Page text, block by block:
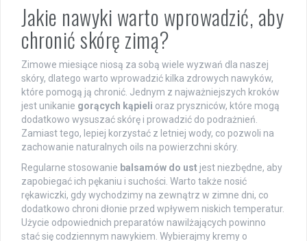
Jakie nawyki warto wprowadzić, aby
chronić skórę zimą?
Zimowe miesiące niosą za sobą wiele wyzwań dla naszej
skóry, dlatego warto wprowadzić kilka zdrowych nawyków,
które pomogą ją chronić. Jednym z najważniejszych kroków
jest unikanie gorących kąpieli oraz pryszniców, które mogą
dodatkowo wysuszać skórę i prowadzić do podrażnień.
Zamiast tego, lepiej korzystać z letniej wody, co pozwoli na
zachowanie naturalnych oils na powierzchni skóry.
Regularne stosowanie balsamów do ust jest niezbędne, aby
zapobiegać ich pękaniu i suchości. Warto także nosić
rękawiczki, gdy wychodzimy na zewnątrz w zimne dni, co
dodatkowo chroni dłonie przed wpływem niskich temperatur.
Użycie odpowiednich preparatów nawilżających powinno
stać się codziennym nawykiem. Wybierajmy kremy o